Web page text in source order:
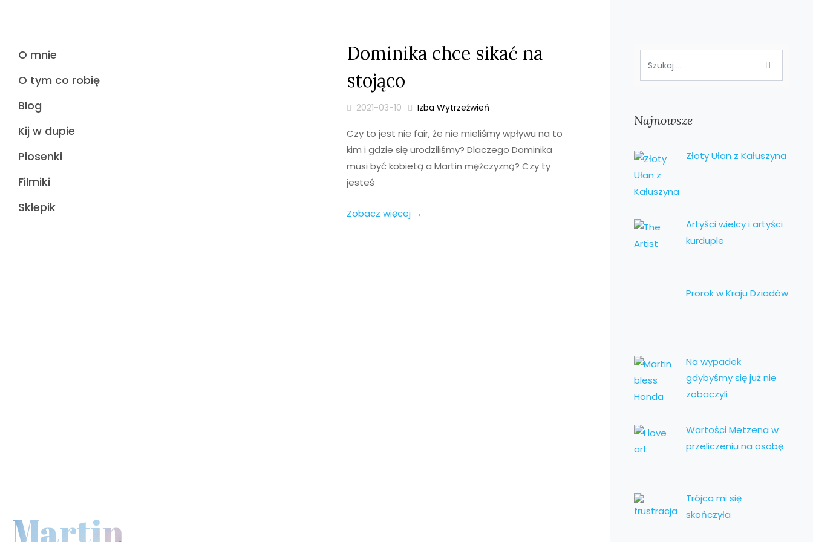
O mnie
O tym co robię
Blog
Kij w dupie
Piosenki
Filmiki
Sklepik
Martin
Dominika chce sikać na
stojąco
2021-03-10 Izba Wytrzeźwień
Czy to jest nie fair, że nie mieliśmy wpływu na to
kim i gdzie się urodziliśmy? Dlaczego Dominika
musi być kobietą a Martin mężczyzną? Czy ty
jesteś
Zobacz więcej →
Najnowsze
Złoty Ułan z Kałuszyna
Artyści wielcy i artyści
kurduple
Prorok w Kraju Dziadów
Na wypadek
gdybyśmy się już nie
zobaczyli
Wartości Metzena w
przeliczeniu na osobę
Trójca mi się
skończyła